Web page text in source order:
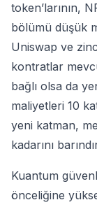
token’larının,
bölümü düşük
Uniswap ve
kontratlar
bağlı olsa da
maliyetleri 10
yeni katman,
kadarını
Kuantum
önceliğine